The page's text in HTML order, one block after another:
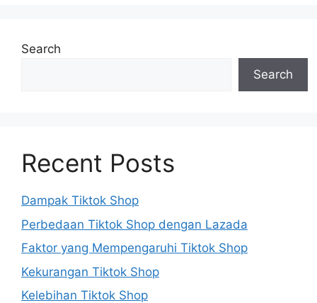
Search
Search
Recent Posts
Dampak Tiktok Shop
Perbedaan Tiktok Shop dengan Lazada
Faktor yang Mempengaruhi Tiktok Shop
Kekurangan Tiktok Shop
Kelebihan Tiktok Shop